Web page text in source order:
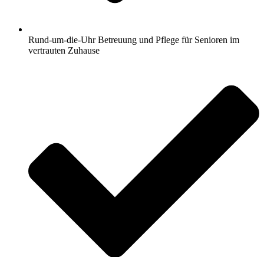
Rund-um-die-Uhr Betreuung und Pflege für Senioren im
vertrauten Zuhause